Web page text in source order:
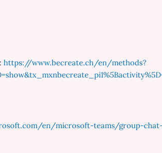
: https://www.becreate.ch/en/methods?
en/microsoft-teams/group-